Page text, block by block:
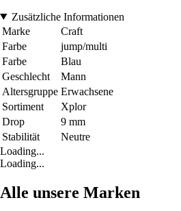
Zusätzliche Informationen
Marke
Craft
Farbe
jump/multi
Farbe
Blau
Geschlecht
Mann
Altersgruppe Erwachsene
Sortiment
Xplor
Drop
9 mm
Stabilität
Neutre
Loading...
Loading...
Alle unsere Marken